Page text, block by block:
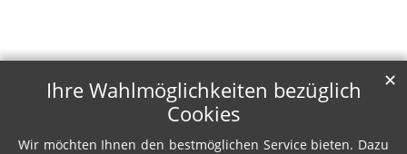
Ihre Wahlmöglichkeiten bezüglich
Cookies
Wir möchten Ihnen den bestmöglichen Service bieten. Dazu
✕